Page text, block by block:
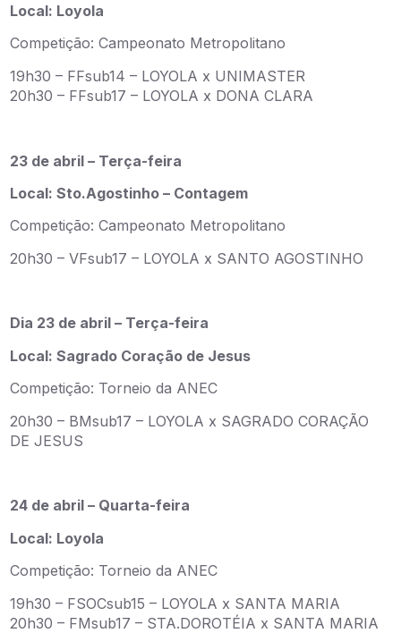
Local: Loyola
Competição: Campeonato Metropolitano
19h30 – FFsub14 – LOYOLA x UNIMASTER
20h30 – FFsub17 – LOYOLA x DONA CLARA
23 de abril – Terça-feira
Local: Sto.Agostinho – Contagem
Competição: Campeonato Metropolitano
20h30 – VFsub17 – LOYOLA x SANTO AGOSTINHO
Dia 23 de abril – Terça-feira
Local: Sagrado Coração de Jesus
Competição: Torneio da ANEC
20h30 – BMsub17 – LOYOLA x SAGRADO CORAÇÃO
DE JESUS
24 de abril – Quarta-feira
Local: Loyola
Competição: Torneio da ANEC
19h30 – FSOCsub15 – LOYOLA x SANTA MARIA
20h30 – FMsub17 – STA.DOROTÉIA x SANTA MARIA